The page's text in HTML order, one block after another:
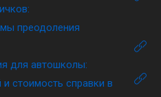
преодоления
для автошколы:
стоимость справки в